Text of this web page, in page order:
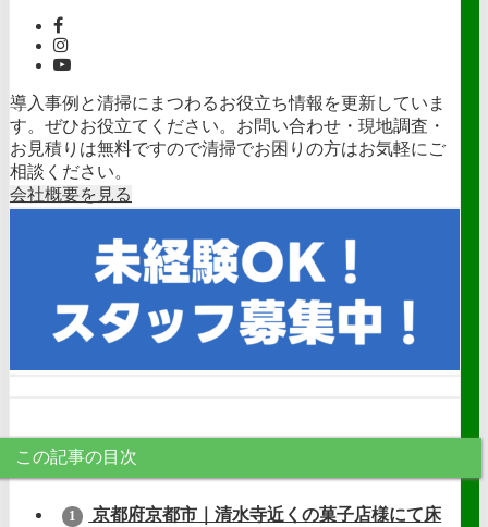
導入事例と清掃にまつわるお役立ち情報を更新していま
す。ぜひお役立てください。お問い合わせ・現地調査・
お見積りは無料ですので清掃でお困りの方はお気軽にご
相談ください。
会社概要を見る
この記事の目次
1
京都府京都市｜清水寺近くの菓子店様にて床